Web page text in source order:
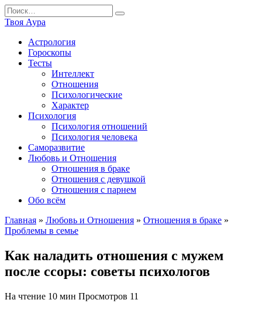
Перейти
к
содержанию
Search
for:
Твоя Аура
Астрология
Гороскопы
Тесты
Интеллект
Отношения
Психологические
Характер
Психология
Психология отношений
Психология человека
Саморазвитие
Любовь и Отношения
Отношения в браке
Отношения с девушкой
Отношения с парнем
Обо всём
Главная » Любовь и Отношения » Отношения в браке »
Проблемы в семье
Как наладить отношения с мужем
после ссоры: советы психологов
На чтение 10 мин Просмотров 11